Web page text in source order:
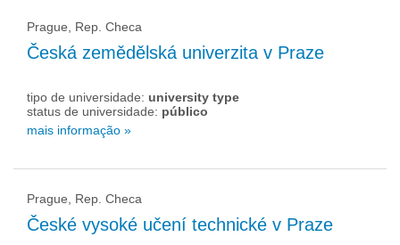
Prague, Rep. Checa
Česká zemědělská univerzita v Praze
tipo de universidade: university type
status de universidade: público
mais informação »
Prague, Rep. Checa
České vysoké učení technické v Praze